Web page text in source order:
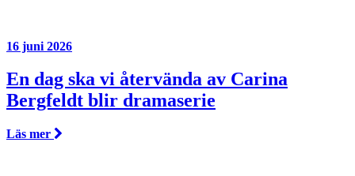
16 juni 2026
En dag ska vi återvända av Carina
Bergfeldt blir dramaserie
Läs mer